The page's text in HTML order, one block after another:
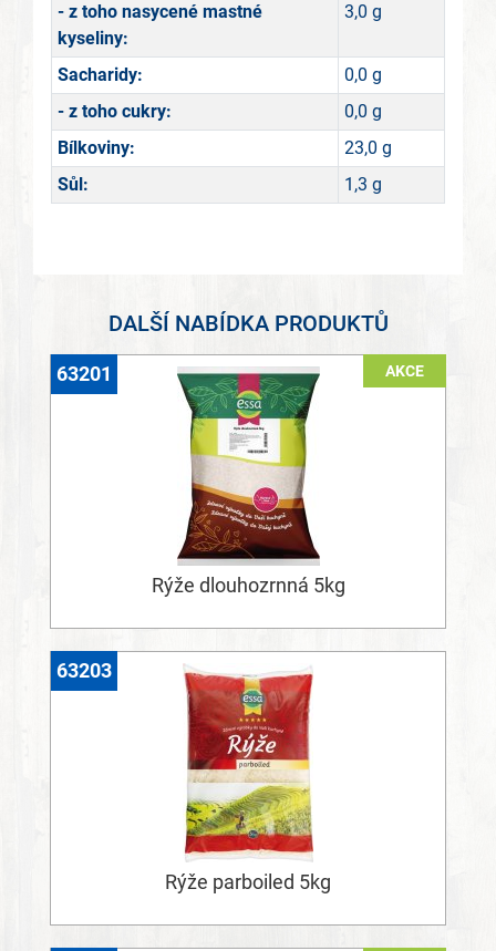
- z toho nasycené mastné
kyseliny:
3,0 g
Sacharidy:
0,0 g
- z toho cukry:
0,0 g
Bílkoviny:
23,0 g
Sůl:
1,3 g
DALŠÍ NABÍDKA PRODUKTŮ
AKCE
Rýže dlouhozrnná 5kg
63201
Rýže parboiled 5kg
63203